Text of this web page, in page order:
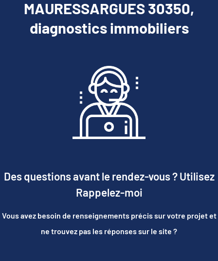
MAURESSARGUES 30350,
diagnostics immobiliers
Des questions avant le rendez-vous ? Utilisez
Rappelez-moi
Vous avez besoin de renseignements précis sur votre projet et
ne trouvez pas les réponses sur le site ?